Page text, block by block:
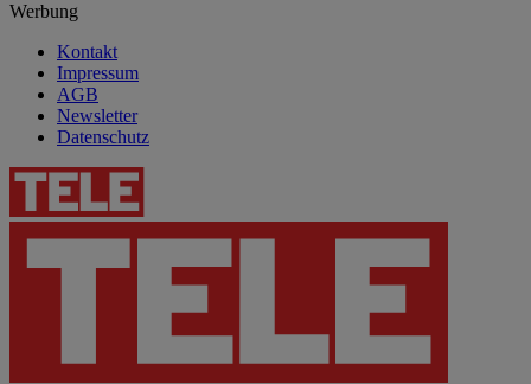
Werbung
Kontakt
Impressum
AGB
Newsletter
Datenschutz